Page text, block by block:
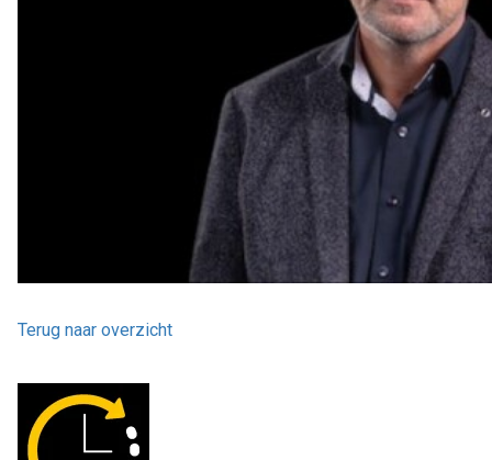
Terug naar overzicht